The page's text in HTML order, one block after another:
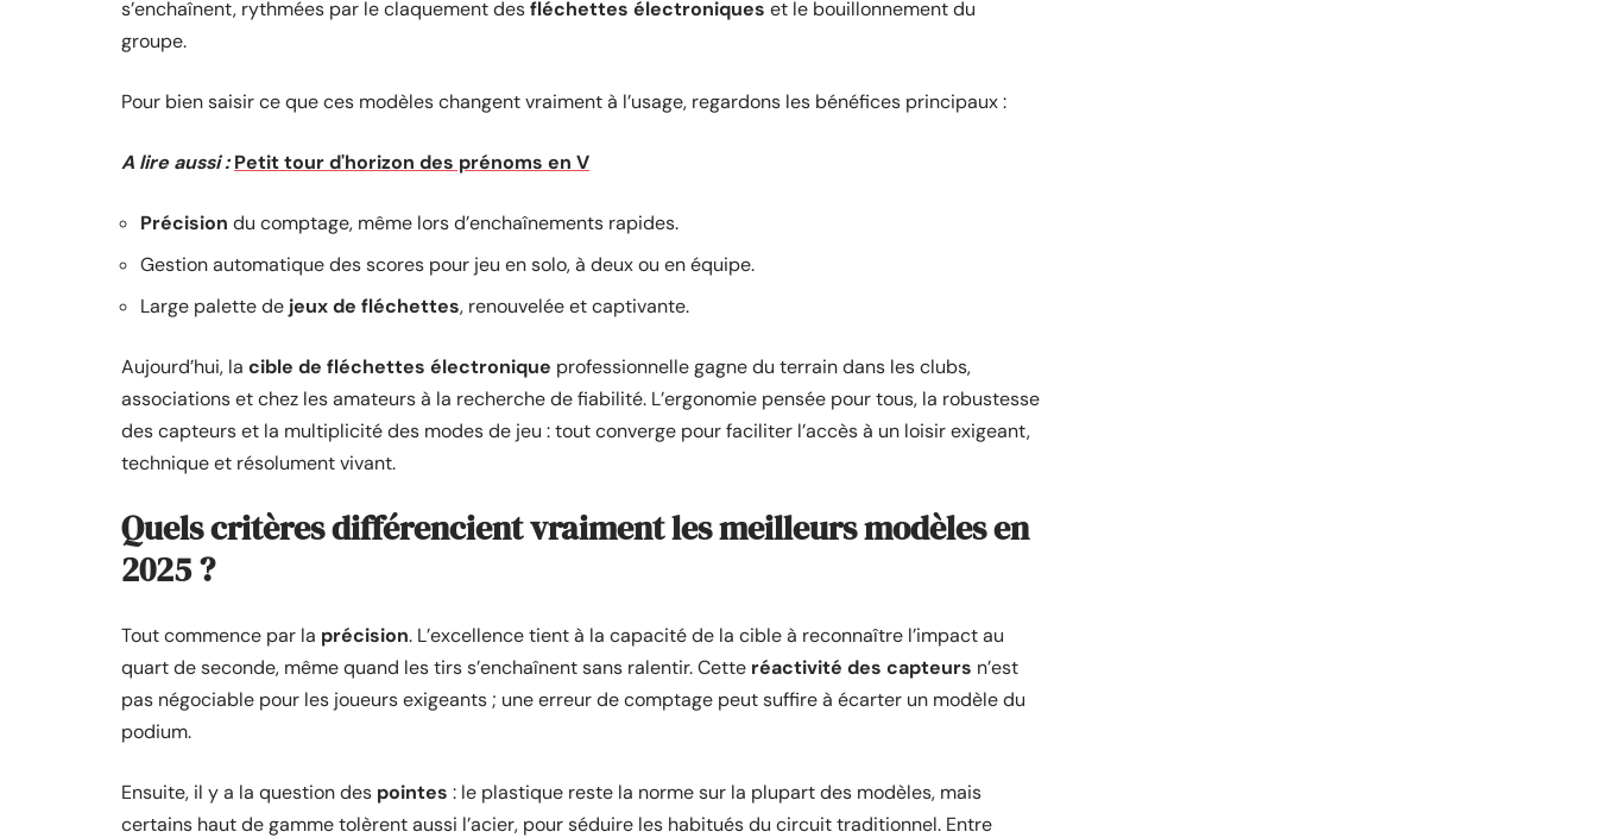
s’enchaînent, rythmées par le claquement desfléchettes électroniques et le bouillonnement du
groupe.
Pour bien saisir ce que ces modèles changent vraiment à l’usage, regardons les bénéfices principaux :
A lire aussi : Petit tour d'horizon des prénoms en V
Précision du comptage, même lors d’enchaînements rapides.
Gestion automatique des scores pour jeu en solo, à deux ou en équipe.
Large palette de jeux de fléchettes, renouvelée et captivante.
Aujourd’hui, la cible de fléchettes électronique professionnelle gagne du terrain dans les clubs,
associations et chez les amateurs à la recherche de fiabilité. L’ergonomie pensée pour tous, la robustesse
des capteurs et la multiplicité des modes de jeu : tout converge pour faciliter l’accès à un loisir exigeant,
technique et résolument vivant.
Quels critères différencient vraiment les meilleurs modèles en
2025 ?
Tout commence par la précision. L’excellence tient à la capacité de la cible à reconnaître l’impact au
quart de seconde, même quand les tirs s’enchaînent sans ralentir. Cette réactivité des capteurs n’est
pas négociable pour les joueurs exigeants ; une erreur de comptage peut suffire à écarter un modèle du
podium.
Ensuite, il y a la question des pointes : le plastique reste la norme sur la plupart des modèles, mais
certains haut de gamme tolèrent aussi l’acier, pour séduire les habitués du circuit traditionnel. Entre